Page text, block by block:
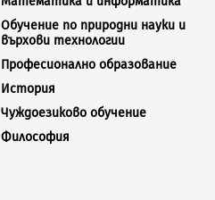
Обучение по природни науки и
върхови технологии
Професионално образование
История
Чуждоезиково обучение
Философия